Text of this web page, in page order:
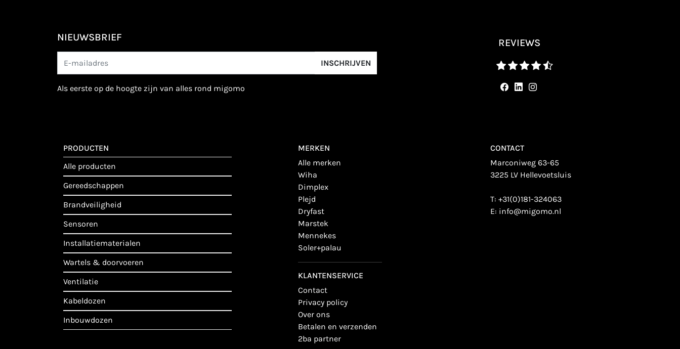
NIEUWSBRIEF
INSCHRIJVEN
als eerste op de hoogte zijn van alles rond migomo
REVIEWS
PRODUCTEN
alle producten
gereedschappen
brandveiligheid
sensoren
installatiematerialen
wartels & doorvoeren
ventilatie
kabeldozen
inbouwdozen
MERKEN
alle merken
wiha
dimplex
plejd
dryfast
marstek
mennekes
soler+palau
KLANTENSERVICE
contact
privacy policy
over ons
betalen en verzenden
2ba partner
CONTACT
Marconiweg 63-65
3225 LV Hellevoetsluis
T:+31(0)181-324063
E: info@migomo.nl